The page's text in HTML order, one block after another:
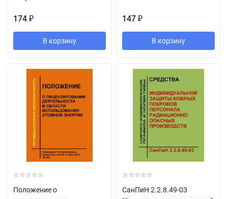
174 ₽
В корзину
147 ₽
В корзину
Положение о
СанПиН 2.2.8.49-03